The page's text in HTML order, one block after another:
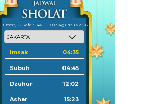
Jum'at, 22 Safar 1448 H / 07 Agustus 2026
Imsak 04:35
Subuh 04:45
Dzuhur 12:02
Ashar 15:23